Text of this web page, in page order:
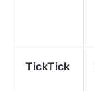
TickTick